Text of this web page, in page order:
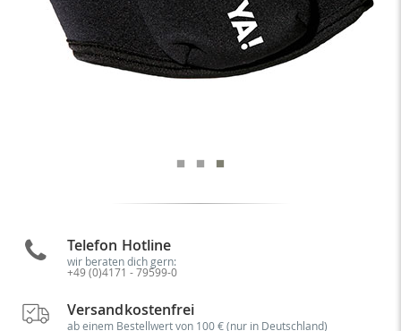
Telefon Hotline
wir beraten dich gern:
+49 (0)4171 - 79599-0
Versandkostenfrei
ab einem Bestellwert von 100 € (nur in Deutschland)